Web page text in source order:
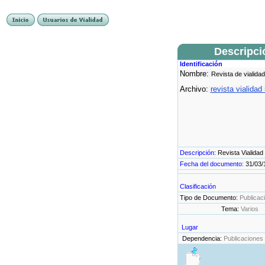
Identificación
Nombre: Revista de
Archivo: revista vialidad
Descripción: Revista
Fecha del documento: 31/03/
Clasificación
Tipo de Documento:
Tema: Varios
Lugar
Dependencia: Publicaciones